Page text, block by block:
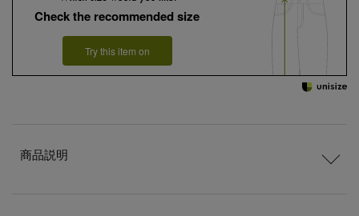
Check the recommended size
Try this item on
商品説明